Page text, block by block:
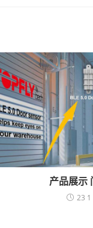
产品展示
23 1